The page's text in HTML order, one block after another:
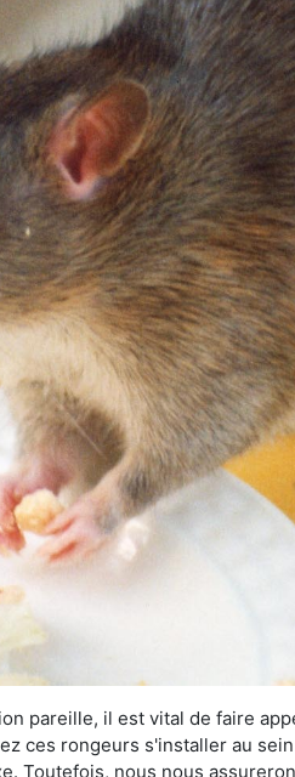
pareille, il est vital de faire
ces rongeurs s'installer au
Toutefois, nous nous